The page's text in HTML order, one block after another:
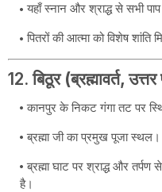
यहाँ स्नान और श्राद्ध से सभी
पितरों की आत्मा को विशेष शांति
12.बिठूर (ब्रह्मावर्त,
कानपुर के निकट गंगा तट पर
ब्रह्मा जी का प्रमुख पूजा स्थल।
ब्रह्मा घाट पर श्राद्ध और तर्पण
है।